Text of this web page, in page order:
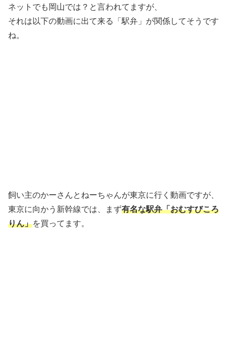
ネットでも岡山では？と言われてますが、
それは以下の動画に出て来る「駅弁」が関係してそうです
ね。
飼い主のかーさんとねーちゃんが東京に行く動画ですが、
東京に向かう新幹線では、まず有名な駅弁「おむすびころ
りん」を買ってます。